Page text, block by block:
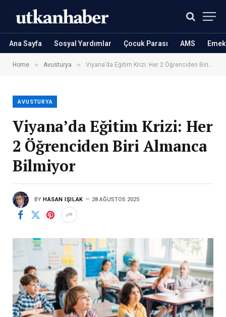
Ana Sayfa Sosyal Yardımlar Çocuk Parası AMS
Home » Avusturya » Viyana’da Eğitim Krizi: Her 2 Öğrenciden Biri Almanca Bilmiyor
AVUSTURYA
Viyana’da Eğitim Krizi: Her
2 Öğrenciden Biri Almanca
Bilmiyor
BY HASAN IŞILAK 28 AĞUSTOS 2025